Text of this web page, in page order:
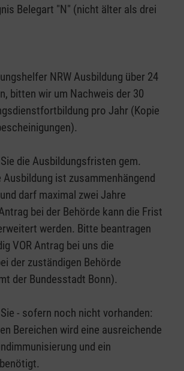
Belegart "N" (nicht älter als drei
NRW Ausbildung über 24
bitten wir um Nachweis der 30
pro Jahr (Kopie
die Ausbildungsfristen gem.
Ausbildung ist zusammenhängend
darf maximal zwei Jahre
bei der Behörde kann die Frist
werden. Bitte beantragen
VOR Antrag bei uns die
der zuständigen Behörde
der Bundesstadt Bonn).
- sofern noch nicht vorhanden:
Bereichen wird eine ausreichende
und ein